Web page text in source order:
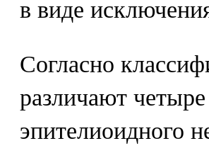
в виде
Согласно
различают
эпителиоидного